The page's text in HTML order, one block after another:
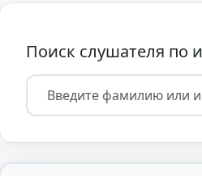
Поиск слушателя по